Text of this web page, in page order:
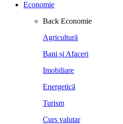
Economie
Back Economie
Agricultură
Bani și Afaceri
Imobiliare
Energetică
Turism
Curs valutar